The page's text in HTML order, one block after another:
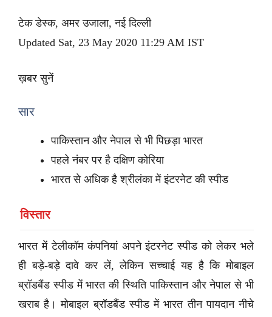
टेक डेस्क, अमर उजाला, नई दिल्ली
Updated Sat, 23 May 2020 11:29 AM IST
ख़बर सुनें
सार
पाकिस्तान और नेपाल से भी पिछड़ा भारत
पहले नंबर पर है दक्षिण कोरिया
भारत से अधिक है श्रीलंका में इंटरनेट की स्पीड
विस्तार
भारत में टेलीकॉम कंपनियां अपने इंटरनेट स्पीड को लेकर भले
ही बड़े-बड़े दावे कर लें, लेकिन सच्चाई यह है कि मोबाइल
ब्रॉडबैंड स्पीड में भारत की स्थिति पाकिस्तान और नेपाल से भी
खराब है। मोबाइल ब्रॉडबैंड स्पीड में भारत तीन पायदान नीचे